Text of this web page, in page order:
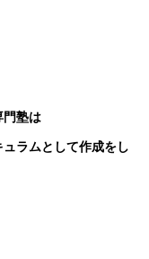
門塾は
ュラムとして作成をし